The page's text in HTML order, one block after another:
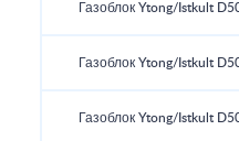
Газоблок Ytong/Istkult
Газоблок Ytong/Istkult
Газоблок Ytong/Istkult